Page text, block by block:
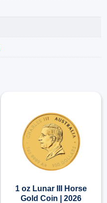
1 oz Lunar III Horse
Gold Coin | 2026